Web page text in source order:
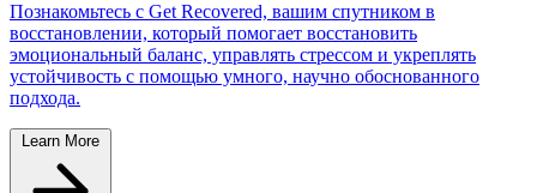
Познакомьтесь с Get Recovered, вашим спутником в
восстановлении, который помогает восстановить
эмоциональный баланс, управлять стрессом и укреплять
устойчивость с помощью умного, научно обоснованного
подхода.